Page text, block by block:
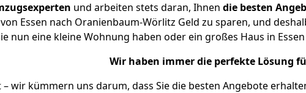
und arbeiten stets daran, Ihnen die besten
Essen nach Oranienbaum-Wörlitz Geld zu sparen, und
nun eine kleine Wohnung haben oder ein großes Haus in
Wir haben immer die perfekte Lösung
– wir kümmern uns darum, dass Sie die besten Angebote